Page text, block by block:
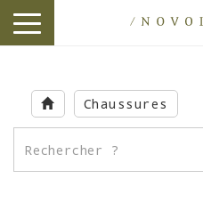
main
content
toggle
Chaussures